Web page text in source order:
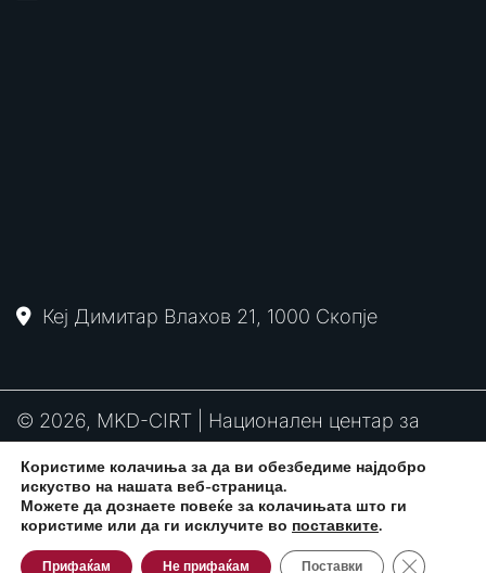
Користиме колачиња за да ви обезбедиме најдобро
искуство на нашата веб-страница.
Можете да дознаете повеќе за колачињата што ги
користиме или да ги исклучите во поставките.
Прифаќам Не прифаќам Поставки Close
Кеј Димитар Влахов 21, 1000 Скопје
© 2026, MKD-CIRT | Национален центар за
одговор на компјутерски инциденти
PGP
потпис
RFC2350 Политика за привантост
Развиено од:CPP Services